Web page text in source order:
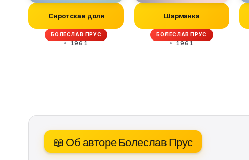
Сиротская доля
БОЛЕСЛАВ ПРУС
1961
Шарманка
БОЛЕСЛАВ ПРУС
1961
📖 Об авторе Болеслав Прус